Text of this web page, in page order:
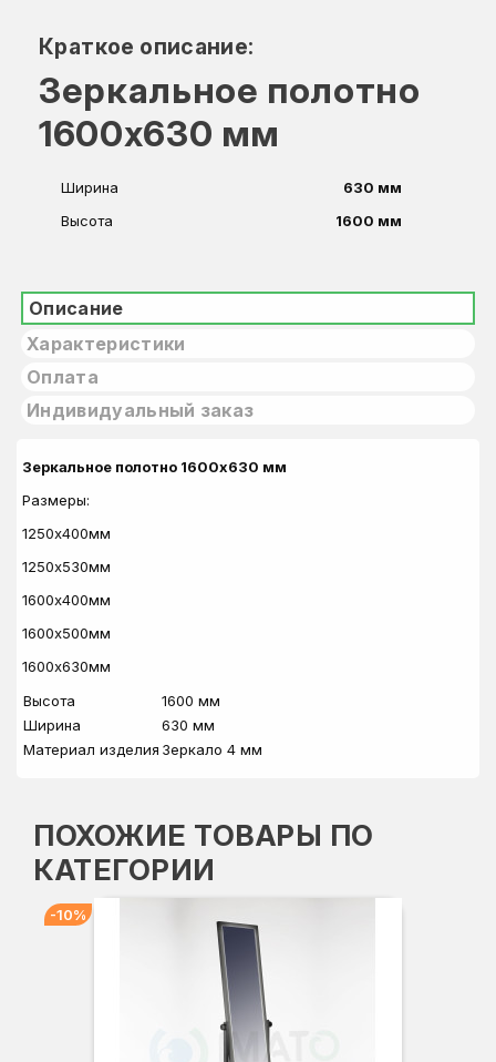
Краткое описание:
Зеркальное полотно
1600х630 мм
Ширина
630 мм
Высота
1600 мм
Описание
Характеристики
Оплата
Индивидуальный заказ
Зеркальное полотно 1600х630 мм
Размеры:
1250х400мм
1250х530мм
1600х400мм
1600х500мм
1600х630мм
Высота
1600 мм
Ширина
630 мм
Материал изделия Зеркало 4 мм
ПОХОЖИЕ ТОВАРЫ ПО
КАТЕГОРИИ
-10%